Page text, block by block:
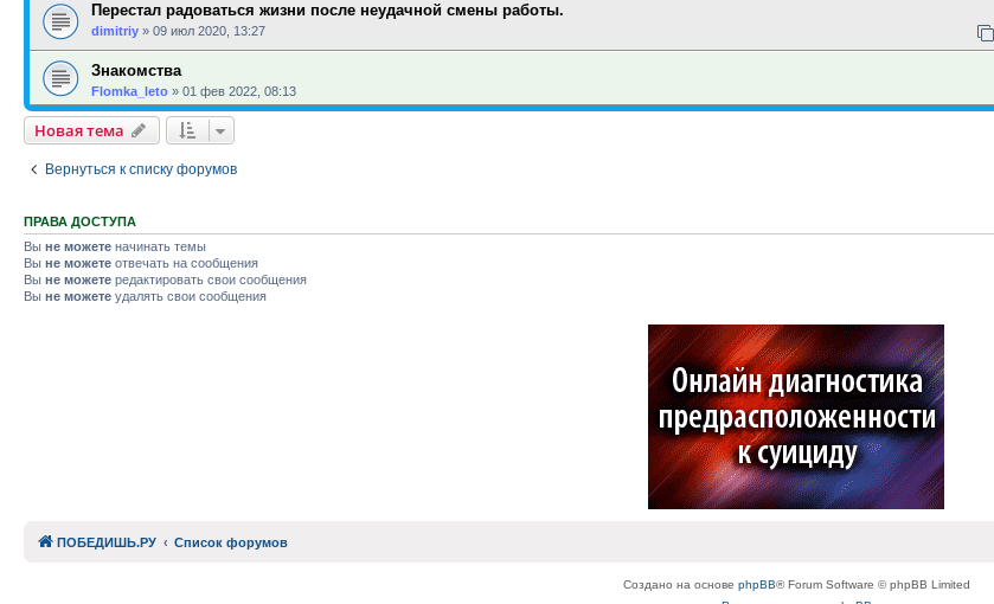
Перестал радоваться жизни после неудачной смены работы.
dimitriy » 09 июл 2020, 13:27
Знакомства
Flomka_leto » 01 фев 2022, 08:13
Новая тема
Вернуться к списку форумов
ПРАВА ДОСТУПА
Вы не можете начинать темы
Вы не можете отвечать на сообщения
Вы не можете редактировать свои сообщения
Вы не можете удалять свои сообщения
ПОБЕДИШЬ.РУ Список форумов
Создано на основе phpBB® Forum Software © phpBB Limited